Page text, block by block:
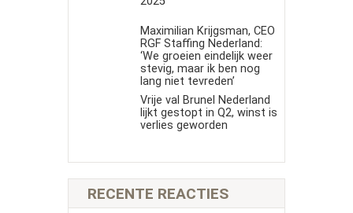
Maximilian Krijgsman, CEO
RGF Staffing Nederland:
‘We groeien eindelijk weer
stevig, maar ik ben nog
lang niet tevreden’
Vrije val Brunel Nederland
lijkt gestopt in Q2, winst is
verlies geworden
RECENTE REACTIES